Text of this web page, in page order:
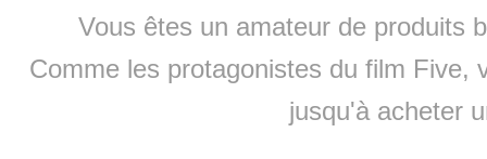
Vous êtes un amateur de produits
Comme les protagonistes du film Five,
jusqu'à acheter